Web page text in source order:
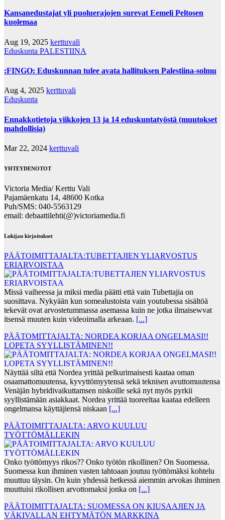
Kansanedustajat yli puoluerajojen surevat Eemeli Peltosen
kuolemaa
Aug 19, 2025 kerttuvali
Eduskunta PALESTIINA
:FINGO: Eduskunnan tulee avata hallituksen Palestiina-solmu
Aug 4, 2025 kerttuvali
Eduskunta
Ennakkotietoja viikkojen 13 ja 14 eduskuntatyöstä (muutokset
mahdollisia)
Mar 22, 2024 kerttuvali
YHTEYDENOTOT
Victoria Media/ Kerttu Vali
Pajamäenkatu 14, 48600 Kotka
Puh/SMS: 040-5563129
email: debaattilehti(@)victoriamedia.fi
Lukijan kirjoitukset
PÄÄTOIMITTAJALTA:TUBETTAJIEN YLIARVOSTUS
ERIARVOISTAA
Missä vaiheessa ja miksi media päätti että vain Tubettajia on
suosittava. Nykyään kun somealustoista vain youtubessa sisältöä
tekevät ovat arvostetummassa asemassa kuin ne jotka ilmaisewvat
itsensä muuten kuin videoimalla arkeaan. [...]
PÄÄTOMITTAJALTA: NORDEA KORJAA ONGELMASI!!
LOPETA SYYLLISTÄMINEN!!
Näyttää siltä että Nordea yrittää pelkurimaisesti kaataa oman
osaamattomuutensa, kyvyttömyytensä sekä teknisen avuttomuutensa
Venäjän hybridivaikuttamsen niskoille sekä nyt myös pyrkii
syyllistämään asiakkaat. Nordea yrittää tuoreeltaa kaataa edelleen
ongelmansa käyttäjiensä niskaan [...]
PÄÄTOIMITTAJALTA: ARVO KUULUU
TYÖTTÖMÄLLEKIN
Onko työttömyys rikos?? Onko työtön rikollinen? On Suomessa.
Suomessa kun ihminen vasten tahtoaan joutuu työttömäksi kohtelu
muuttuu täysin. On kuin yhdessä hetkessä aiemmin arvokas ihminen
muuttuisi rikollisen arvottomaksi jonka on [...]
PÄÄTOIMITTAJALTA: SUOMESSA ON KIUSAAJIEN JA
VÄKIVALLAN EHTYMÄTÖN MARKKINA